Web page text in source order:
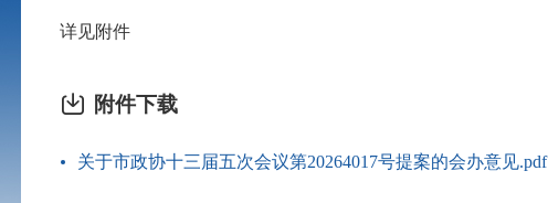
详见附件
附件下载
关于市政协十三届五次会议第20264017号提案的会办意见.pdf